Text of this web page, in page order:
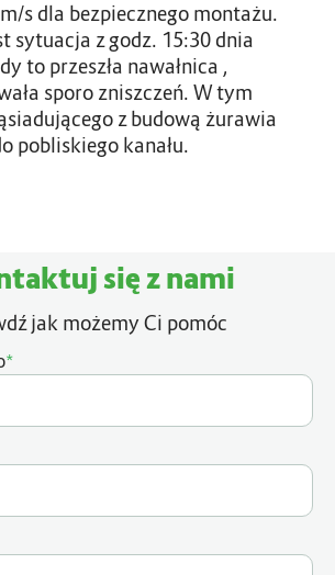
s dla bezpiecznego montażu.
sytuacja z godz. 15:30 dnia
to przeszła nawałnica ,
sporo zniszczeń. W tym
z budową żurawia
pobliskiego kanału.
się z nami
jak możemy Ci pomóc
*